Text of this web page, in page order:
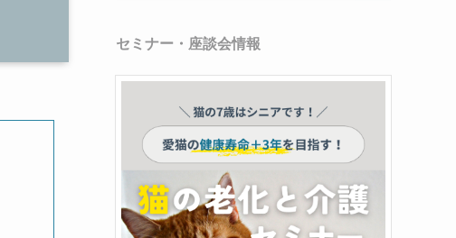
セミナー・座談会情報